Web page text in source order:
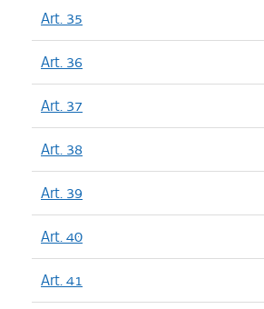
Art. 35
Art. 36
Art. 37
Art. 38
Art. 39
Art. 40
Art. 41